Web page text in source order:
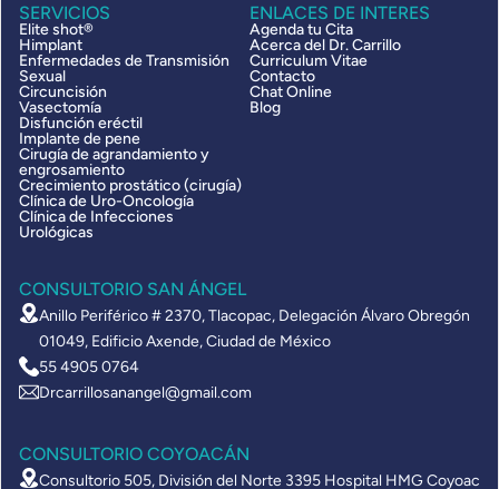
SERVICIOS
Elite shot®
Himplant
Enfermedades de Transmisión
Sexual
Circuncisión
Vasectomía
Disfunción eréctil
Implante de pene
Cirugía de agrandamiento y
engrosamiento
Crecimiento prostático (cirugía)
Clínica de Uro-Oncología
Clínica de Infecciones
Urológicas
ENLACES DE INTERES
Agenda tu Cita
Acerca del Dr. Carrillo
Curriculum Vitae
Contacto
Chat Online
Blog
CONSULTORIO SAN ÁNGEL
Anillo Periférico # 2370, Tlacopac, Delegación Álvaro Obregón
01049, Edificio Axende, Ciudad de México
55 4905 0764
Drcarrillosanangel@gmail.com
CONSULTORIO COYOACÁN
Consultorio 505, División del Norte 3395 Hospital HMG Coyoac